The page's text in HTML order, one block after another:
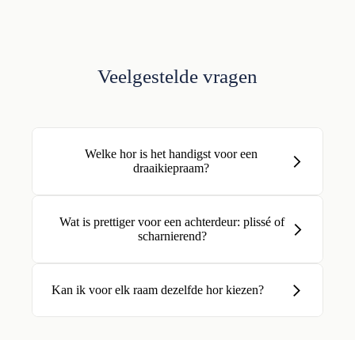
Veelgestelde vragen
Welke hor is het handigst voor een
draaikiepraam?
Wat is prettiger voor een achterdeur: plissé of
scharnierend?
Kan ik voor elk raam dezelfde hor kiezen?